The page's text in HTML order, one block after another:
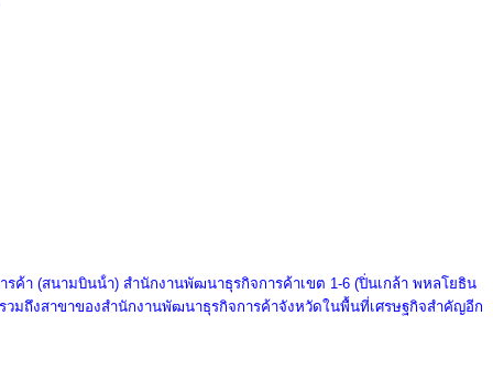
า (สนามบินน้ํา) สํานักงานพัฒนาธุรกิจการค้าเขต 1-6 (ปิ่นเกล้า พหลโยธิน
มถึงสาขาของสํานักงานพัฒนาธุรกิจการค้าจังหวัดในพื้นที่เศรษฐกิจสําคัญอีก